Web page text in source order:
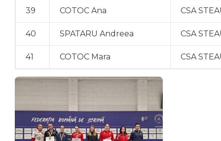
39 COTOC Ana CSA
40 SPATARU Andreea CSA
41 COTOC Mara CSA